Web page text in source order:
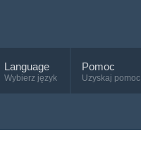
Language
Wybierz język
Pomoc
Uzyskaj pomoc